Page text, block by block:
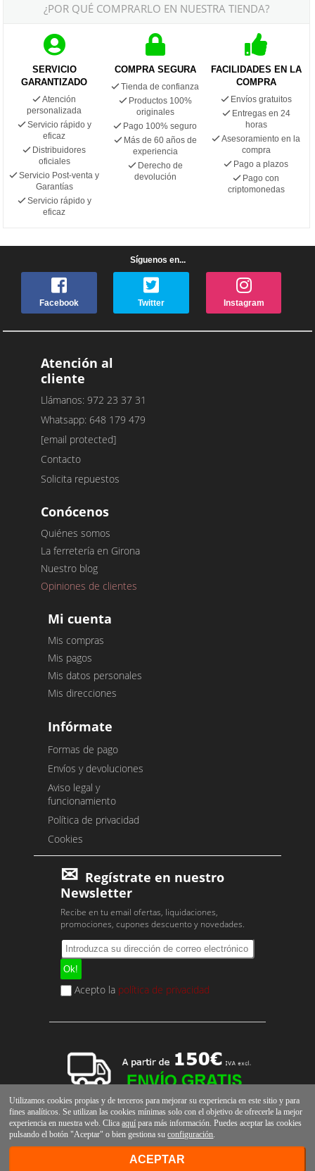
¿POR QUÉ COMPRARLO EN NUESTRA TIENDA?
SERVICIO
GARANTIZADO
Atención
personalizada
Servicio rápido y
eficaz
Distribuidores
oficiales
Servicio Post-venta y
Garantías
Servicio rápido y
eficaz
COMPRA SEGURA
Tienda de confianza
Productos 100%
originales
Pago 100% seguro
Más de 60 años de
experiencia
Derecho de
devolución
FACILIDADES EN LA
COMPRA
Envíos gratuitos
Entregas en 24
horas
Asesoramiento en la
compra
Pago a plazos
Pago con
criptomonedas
Síguenos en...
Facebook Twitter Instagram
Atención al
cliente
Llámanos: 972 23 37 31
Whatsapp: 648 179 479
[email protected]
Contacto
Solicita repuestos
Conócenos
Quiénes somos
La ferretería en Girona
Nuestro blog
Opiniones de clientes
Mi cuenta
Mis compras
Mis pagos
Mis datos personales
Mis direcciones
Infórmate
Formas de pago
Envíos y devoluciones
Aviso legal y
funcionamiento
Política de privacidad
Cookies
Regístrate en nuestro
Newsletter
Recibe en tu email ofertas, liquidaciones,
promociones, cupones descuento y novedades.
Acepto la política de privacidad
Utilizamos cookies propias y de terceros para mejorar su experiencia en este sitio y para
fines analíticos. Se utilizan las cookies mínimas solo con el objetivo de ofrecerle la mejor
experiencia en nuestra web. Clicaaquí para más información. Puedes aceptar las cookies
pulsando el botón "Aceptar" o bien gestiona suconfiguración.
ACEPTAR